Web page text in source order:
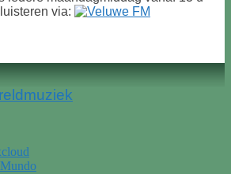
via: